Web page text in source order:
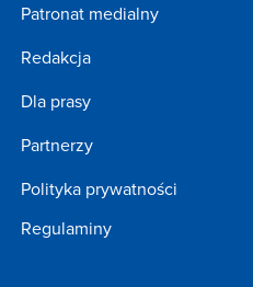
Patronat medialny
Redakcja
Dla prasy
Partnerzy
Polityka prywatności
Regulaminy